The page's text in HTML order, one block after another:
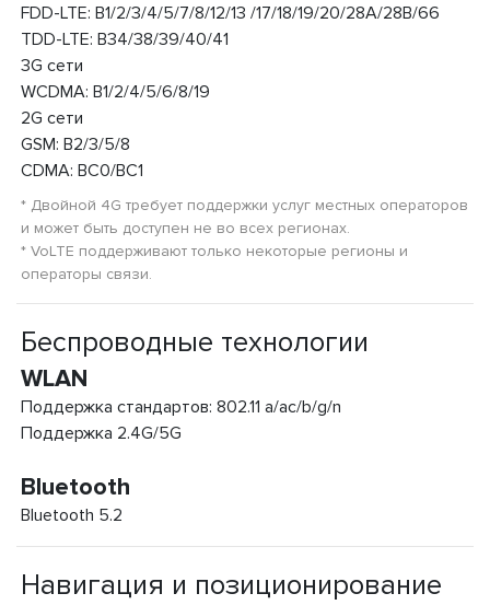
FDD-LTE: B1/2/3/4/5/7/8/12/13 /17/18/19/20/28A/28B/66
TDD-LTE: B34/38/39/40/41
3G сети
WCDMA: B1/2/4/5/6/8/19
2G сети
GSM: B2/3/5/8
CDMA: BC0/BC1
* Двойной 4G требует поддержки услуг местных операторов
и может быть доступен не во всех регионах.
* VoLTE поддерживают только некоторые регионы и
операторы связи.
Беспроводные технологии
WLAN
Поддержка стандартов: 802.11 a/ac/b/g/n
Поддержка 2.4G/5G
Bluetooth
Bluetooth 5.2
Навигация и позиционирование